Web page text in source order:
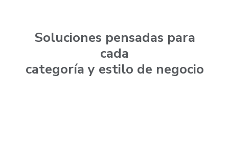
Soluciones pensadas para
cada
categoría y estilo de negocio